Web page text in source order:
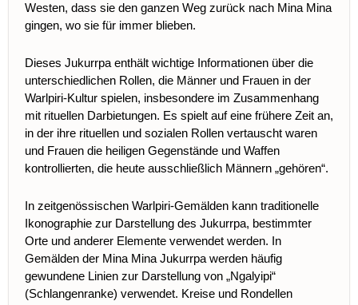
Westen, dass sie den ganzen Weg zurück nach Mina Mina
gingen, wo sie für immer blieben.
Dieses Jukurrpa enthält wichtige Informationen über die
unterschiedlichen Rollen, die Männer und Frauen in der
Warlpiri-Kultur spielen, insbesondere im Zusammenhang
mit rituellen Darbietungen. Es spielt auf eine frühere Zeit an,
in der ihre rituellen und sozialen Rollen vertauscht waren
und Frauen die heiligen Gegenstände und Waffen
kontrollierten, die heute ausschließlich Männern „gehören“.
In zeitgenössischen Warlpiri-Gemälden kann traditionelle
Ikonographie zur Darstellung des Jukurrpa, bestimmter
Orte und anderer Elemente verwendet werden. In
Gemälden der Mina Mina Jukurrpa werden häufig
gewundene Linien zur Darstellung von „Ngalyipi“
(Schlangenranke) verwendet. Kreise und Rondellen